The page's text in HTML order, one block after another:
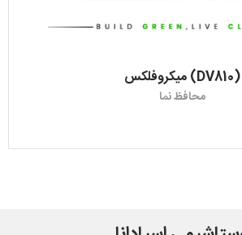
میکروفلکس (DV810)
محافظ نما